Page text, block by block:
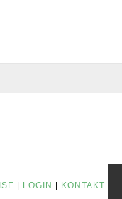
| LOGIN | KONTAKT